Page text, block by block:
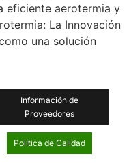
eficiente aerotermia y
La Innovación
una solución
Información de
Proveedores
Política de Calidad